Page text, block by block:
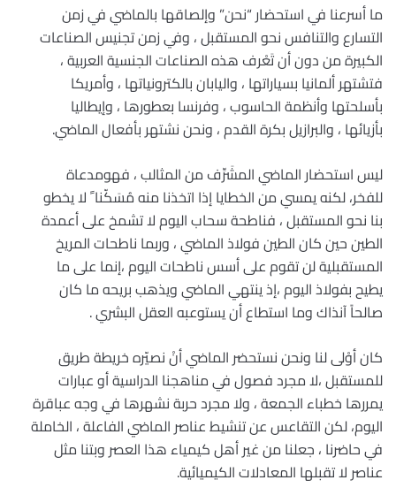
ما أسرعنا في استحضار “نحن” وإلصاقها بالماضي في زمن
التسارع والتنافس نحو المستقبل ، وفي زمن تجنيس الصناعات
الكبيرة من دون أن تَعْرف هذه الصناعات الجنسية العربية ،
فتشتهر ألمانيا بسياراتها ، واليابان بالكترونياتها ، وأمريكا
بأسلحتها وأنظمة الحاسوب ، وفرنسا بعطورها ، وإيطاليا
بأزيائها ، والبرازيل بكرة القدم ، ونحن نشتهر بأفعال الماضي.
ليس استحضار الماضي المشَرِّف من المثالب ، فهومدعاة
للفخر، لكنه يمسي من الخطايا إذا اتخذنا منه مُسَكّنا ً لا يخطو
بنا نحو المستقبل ، فناطحة سحاب اليوم لا تشمخ على أعمدة
الطين حين كان الطين فولاذ الماضي ، وربما ناطحات المريخ
المستقبلية لن تقوم على أسس ناطحات اليوم ،إنما على ما
يطيح بفولاذ اليوم ،إذ ينتهي الماضي ويذهب بريحه ما كان
صالحاً آنذاك وما استطاع أن يستوعبه العقل البشري .
كان أوْلى لنا ونحن نستحضر الماضي أنْ نصيّره خريطة طريق
للمستقبل ،لا مجرد فصول في مناهجنا الدراسية أو عبارات
يمررها خطباء الجمعة ، ولا مجرد حربة نشهرها في وجه عباقرة
اليوم، لكن التقاعس عن تنشيط عناصر الماضي الفاعلة ، الخاملة
في حاضرنا ، جعلنا من غير أهل كيمياء هذا العصر وبتنا مثل
عناصر لا تقبلها المعادلات الكيميائية.